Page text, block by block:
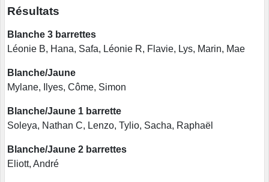
Résultats
Blanche 3 barrettes
Léonie B, Hana, Safa, Léonie R, Flavie, Lys, Marin, Mae
Blanche/Jaune
Mylane, Ilyes, Côme, Simon
Blanche/Jaune 1 barrette
Soleya, Nathan C, Lenzo, Tylio, Sacha, Raphaël
Blanche/Jaune 2 barrettes
Eliott, André